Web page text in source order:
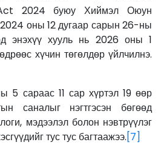
2024 буюу Хиймэл Оюун
оны 12 дугаар сарын 26-ны
энэхүү хууль нь 2026 оны 1
хүчин төгөлдөр үйлчилнэ.
5 сараас 11 сар хүртэл 19 өөр
саналыг нэгтгэсэн бөгөөд
мэдээлэл болон нэвтрүүлэг
тус тус багтаажээ.[7]